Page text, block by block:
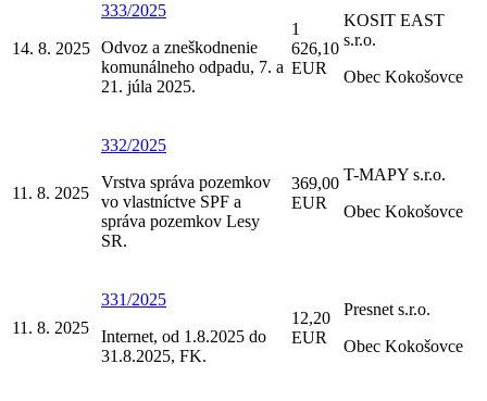
14. 8. 2025
333/2025
Odvoz a zneškodnenie
komunálneho odpadu, 7. a
21. júla 2025.
1
626,10
EUR
KOSIT EAST
s.r.o.
Obec Kokošovce
11. 8. 2025
332/2025
Vrstva správa pozemkov
vo vlastníctve SPF a
správa pozemkov Lesy
SR.
369,00
EUR
T-MAPY s.r.o.
Obec Kokošovce
11. 8. 2025
331/2025
Internet, od 1.8.2025 do
31.8.2025, FK.
12,20
EUR
Presnet s.r.o.
Obec Kokošovce